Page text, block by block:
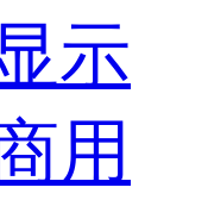
示
用